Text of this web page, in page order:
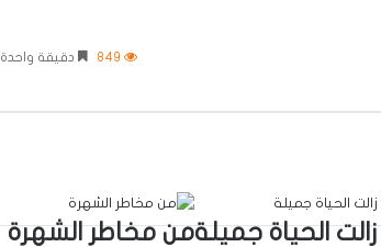
849 دقيقة واحدة
الحياة جميلةمن مخاطر الشهرة